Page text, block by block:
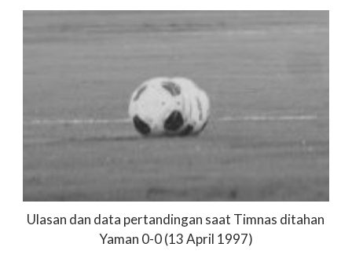
Ulasan dan data pertandingan saat Timnas ditahan
Yaman 0-0 (13 April 1997)